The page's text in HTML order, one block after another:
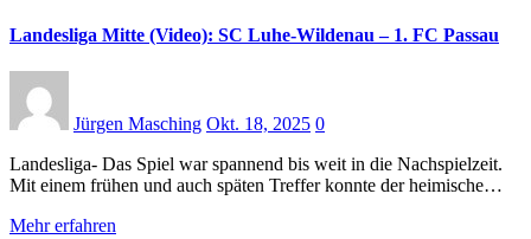
Landesliga Mitte (Video): SC Luhe-Wildenau – 1. FC Passau
Jürgen Masching Okt. 18, 2025 0
Landesliga- Das Spiel war spannend bis weit in die Nachspielzeit.
Mit einem frühen und auch späten Treffer konnte der heimische…
Mehr erfahren